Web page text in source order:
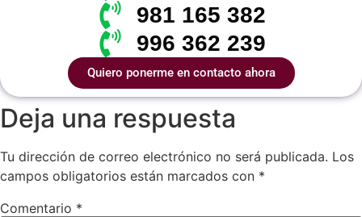
981 165 382
996 362 239
Quiero ponerme en contacto ahora
Deja una respuesta
Tu dirección de correo electrónico no será publicada. Los
campos obligatorios están marcados con *
Comentario *